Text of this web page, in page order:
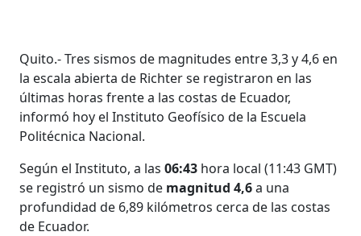
Quito.- Tres sismos de magnitudes entre 3,3 y 4,6 en
la escala abierta de Richter se registraron en las
últimas horas frente a las costas de Ecuador,
informó hoy el Instituto Geofísico de la Escuela
Politécnica Nacional.
Según el Instituto, a las 06:43 hora local (11:43 GMT)
se registró un sismo de magnitud 4,6a una
profundidad de 6,89 kilómetros cerca de las costas
de Ecuador.